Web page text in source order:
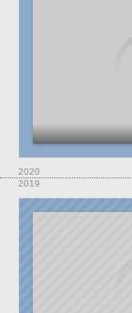
2020
2019